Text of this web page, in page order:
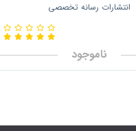
انتشارات رسانه تخصصی
ناموجود